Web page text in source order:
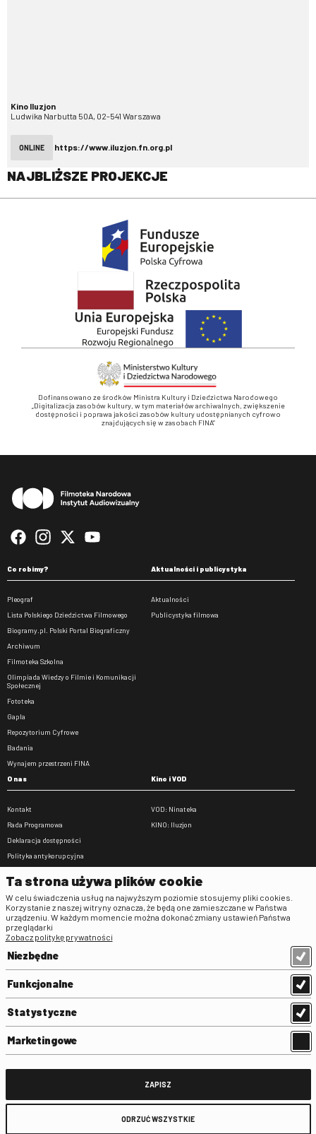
Kino Iluzjon
Ludwika Narbutta 50A, 02-541 Warszawa
ONLINE https://www.iluzjon.fn.org.pl
NAJBLIŻSZE PROJEKCJE
Dofinansowano ze środków Ministra Kultury i Dziedzictwa Narodowego
„Digitalizacja zasobów kultury, w tym materiałów archiwalnych, zwiększenie
dostępności i poprawa jakości zasobów kultury udostępnianych cyfrowo
znajdujących się w zasobach FINA”
Co robimy?
Pleograf
Lista Polskiego Dziedzictwa Filmowego
Biogramy.pl. Polski Portal Biograficzny
Archiwum
Filmoteka Szkolna
Olimpiada Wiedzy o Filmie i Komunikacji
Społecznej
Fototeka
Gapla
Repozytorium Cyfrowe
Badania
Wynajem przestrzeni FINA
Aktualności i publicystyka
Aktualności
Publicystyka filmowa
O nas
Kontakt
Rada Programowa
Deklaracja dostępności
Polityka antykorupcyjna
Zamówienia publiczne
Praca w FINA
Kino i VOD
VOD: Ninateka
KINO: Iluzjon
Regulaminy
Klauzula informacyjna RODO
Regulamin użytkowania parkingu
Standardy ochrony małoletnich
Regulamin kina Iluzjon
Ta strona używa plików cookie
W celu świadczenia usług na najwyższym poziomie stosujemy pliki cookies.
Korzystanie z naszej witryny oznacza, że będą one zamieszczane w Państwa
urządzeniu. W każdym momencie można dokonać zmiany ustawień Państwa
przeglądarki
Zobacz politykę prywatności
Niezbędne
Funkcjonalne
Statystyczne
Marketingowe
ZAPISZ
ODRZUĆ WSZYSTKIE